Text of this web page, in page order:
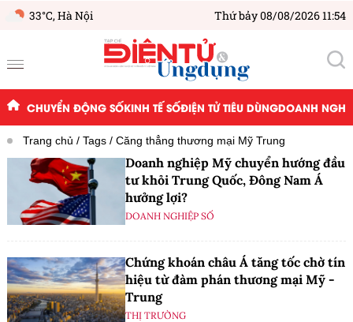
33°C,Hà Nội Thứ bảy 08/08/2026 11:54
CHUYỂN ĐỘNG SỐKINH TẾ SỐĐIỆN TỬ TIÊU DÙNGDOANH
Trang chủ Tags Căng thẳng thương mại Mỹ Trung
Doanh nghiệp Mỹ chuyển hướng đầu
tư khỏi Trung Quốc, Đông Nam Á
hưởng lợi?
DOANH NGHIỆP SỐ
Chứng khoán châu Á tăng tốc chờ tín
hiệu từ đàm phán thương mại Mỹ -
Trung
THỊ TRƯỜNG